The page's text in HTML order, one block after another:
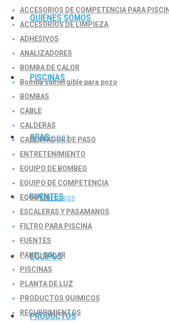
QUIENES SOMOS
PISCINAS
SERVICIOS
ACCESORIOS
SPAS
FUENTES
EQUIPOS
PRODUCTOS
ACCESORIOS DE COMPETENCIA PARA
ACCESORIOS DE LIMPIEZA
ADHESIVOS
ANALIZADORES
BOMBA DE CALOR
Bomba sumergible para pozo
BOMBAS
CABLE
CALDERAS
CALENTADOR DE PASO
ENTRETENIMIENTO
EQUIPO DE BOMBEO
EQUIPO DE COMPETENCIA
EQUIPOS
ESCALERAS Y PASAMANOS
FILTRO PARA PISCINA
FUENTES
PANEL SOLAR
PISCINAS
PLANTA DE LUZ
PRODUCTOS QUIMICOS
RECUBRIMIENTOS